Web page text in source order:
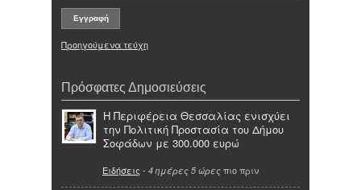
Προηγούμενα τεύχη
Πρόσφατες Δημοσιεύσεις
Η Περιφέρεια Θεσσαλίας ενισχύει
την Πολιτική Προστασία του Δήμου
Σοφάδων με 300.000 ευρώ
Ειδήσεις - 4 ημέρες 5 ώρες πιο πριν